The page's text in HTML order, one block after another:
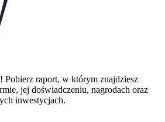
Pobierz raport, w którym znajdziesz
jej doświadczeniu, nagrodach oraz
inwestycjach.